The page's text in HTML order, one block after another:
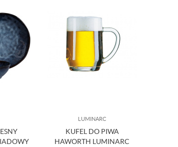
LUMINARC
KUFEL DO PIWA
HAWORTH LUMINARC